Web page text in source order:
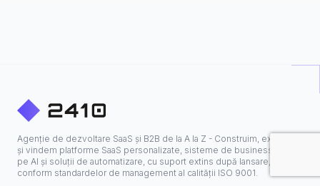
Agenție de dezvoltare SaaS și B2B de la A la Z - Construim, extindem
și vindem platforme SaaS personalizate, sisteme de business bazate
pe AI și soluții de automatizare, cu suport extins după lansare,
conform standardelor de management al calității ISO 9001.